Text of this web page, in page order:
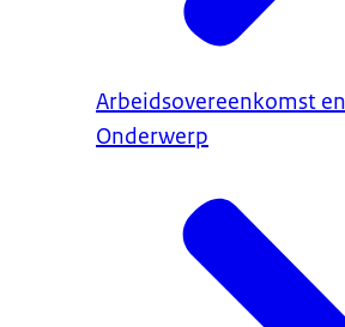
Arbeidsovereenkomst
Onderwerp